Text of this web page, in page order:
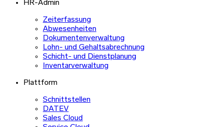
HR-Admin
Zeiterfassung
Abwesenheiten
Dokumentenverwaltung
Lohn- und Gehaltsabrechnung
Schicht- und Dienstplanung
Inventarverwaltung
Plattform
Schnittstellen
DATEV
Sales Cloud